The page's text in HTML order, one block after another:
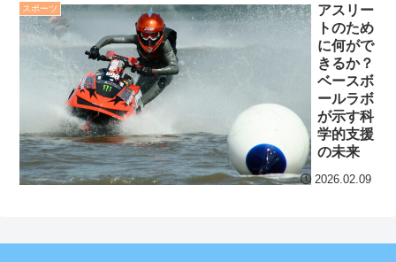
阪神、拙守で失点重ね中
日に敗戦。藤川監督「すべ
てこれから」 NEW!
クレバテスⅡ-魔獣の王と
偽りの勇者伝承- 第4話 感
想：敵を探すよりトアの書
を餌に誘き出す作戦！
分からないらしい
ュ揺れてタマランち
セ・リーグ出塁回数ラン
キング 直近3週間｜2026年
【地獄のような聴聞会】
Ｗ杯１次Ｌ敗退の韓国 議員
が「なぜ負けたのか？」ソ
ン・フンミン先発落ちは
スポーツ
アスリー
トのため
に何がで
きるか？
ベースボ
ールラボ
が示す科
学的支援
の未来
2026.02.09